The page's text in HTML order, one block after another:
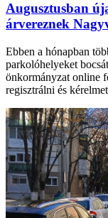
Augusztusban
árvereznek
Ebben a hónapban
parkolóhelyeket
önkormányzat online
regisztrálni és